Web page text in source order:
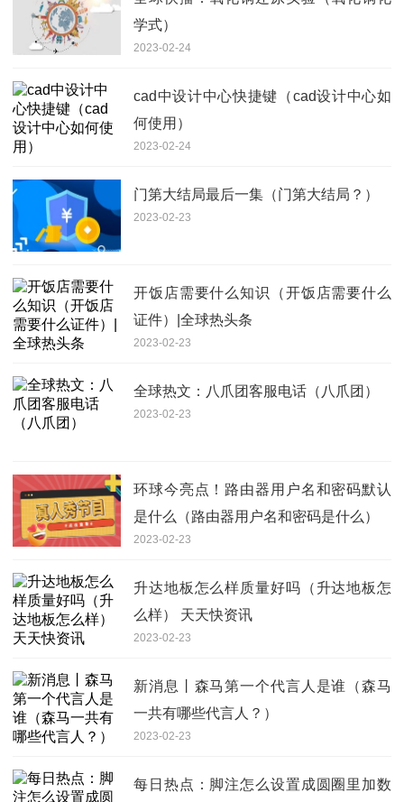
学式）
2023-02-24
cad中设计中心快捷键（cad设计中心如
何使用）
2023-02-24
门第大结局最后一集（门第大结局？）
2023-02-23
开饭店需要什么知识（开饭店需要什么
证件）|全球热头条
2023-02-23
全球热文：八爪团客服电话（八爪团）
2023-02-23
环球今亮点！路由器用户名和密码默认
是什么（路由器用户名和密码是什么）
2023-02-23
升达地板怎么样质量好吗（升达地板怎
么样） 天天快资讯
2023-02-23
新消息丨森马第一个代言人是谁（森马
一共有哪些代言人？）
2023-02-23
每日热点：脚注怎么设置成圆圈里加数